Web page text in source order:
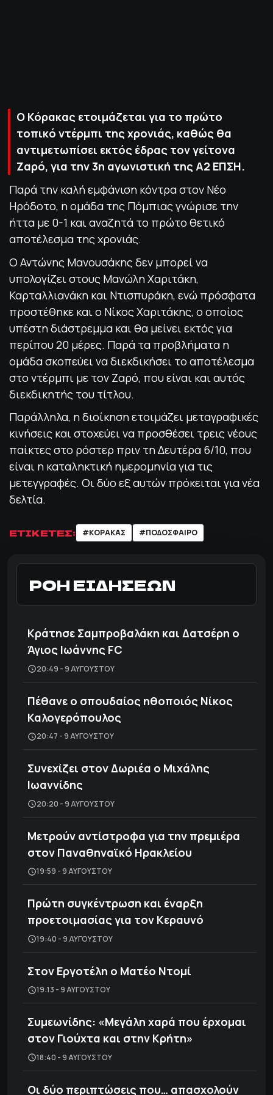
Ο Κόρακας ετοιμάζεται για το πρώτο
τοπικό ντέρμπι της χρονιάς, καθώς θα
αντιμετωπίσει εκτός έδρας τον γείτονα
Ζαρό, για την 3η αγωνιστική της Α2 ΕΠΣΗ.
Παρά την καλή εμφάνιση κόντρα στον Νέο
Ηρόδοτο, η ομάδα της Πόμπιας γνώρισε την
ήττα με 0-1 και αναζητά το πρώτο θετικό
αποτέλεσμα της χρονιάς.
Ο Αντώνης Μανουσάκης δεν μπορεί να
υπολογίζει στους Μανώλη Χαριτάκη,
Καρταλλιανάκη και Ντισπυράκη, ενώ πρόσφατα
προστέθηκε και ο Νίκος Χαριτάκης, ο οποίος
υπέστη διάστρεμμα και θα μείνει εκτός για
περίπου 20 μέρες. Παρά τα προβλήματα η
ομάδα σκοπεύει να διεκδικήσει το αποτέλεσμα
στο ντέρμπι με τον Ζαρό, που είναι και αυτός
διεκδικητής του τίτλου.
Παράλληλα, η διοίκηση ετοιμάζει μεταγραφικές
κινήσεις και στοχεύει να προσθέσει τρεις νέους
παίκτες στο ρόστερ πριν τη Δευτέρα 6/10, που
είναι η καταληκτική ημερομηνία για τις
μετεγγραφές. Οι δύο εξ αυτών πρόκειται για νέα
δελτία.
ΕΤΙΚΕΤΕΣ: #ΚΟΡΑΚΑΣ #ΠΟΔΌΣΦΑΙΡΟ
ΡΟΗ ΕΙΔΗΣΕΩΝ
Κράτησε Σαμπροβαλάκη και Δατσέρη ο
Άγιος Ιωάννης FC
20:49 - 9 ΑΥΓΟΎΣΤΟΥ
Πέθανε ο σπουδαίος ηθοποιός Νίκος
Καλογερόπουλος
20:47 - 9 ΑΥΓΟΎΣΤΟΥ
Συνεχίζει στον Δωριέα ο Μιχάλης
Ιωαννίδης
20:20 - 9 ΑΥΓΟΎΣΤΟΥ
Μετρούν αντίστροφα για την πρεμιέρα
στον Παναθηναϊκό Ηρακλείου
19:59 - 9 ΑΥΓΟΎΣΤΟΥ
Πρώτη συγκέντρωση και έναρξη
προετοιμασίας για τον Κεραυνό
19:40 - 9 ΑΥΓΟΎΣΤΟΥ
Στον Εργοτέλη ο Ματέο Ντομί
19:13 - 9 ΑΥΓΟΎΣΤΟΥ
Συμεωνίδης: «Μεγάλη χαρά που έρχομαι
στον Γιούχτα και στην Κρήτη»
18:40 - 9 ΑΥΓΟΎΣΤΟΥ
Οι δύο περιπτώσεις που… απασχολούν